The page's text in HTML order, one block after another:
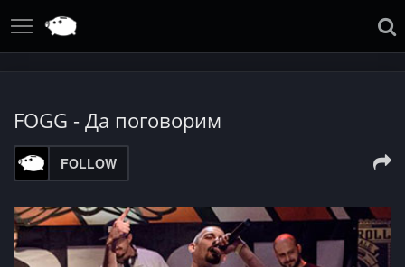
FOGG - Дa поговорим
FOLLOW